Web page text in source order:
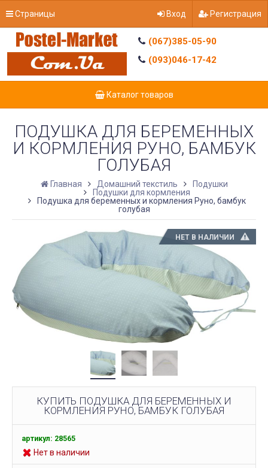
Страницы Вход Регистрация
(067)385-05-90
(093)046-17-42
Каталог товаров
ПОДУШКА ДЛЯ БЕРЕМЕННЫХ
И КОРМЛЕНИЯ РУНО, БАМБУК
ГОЛУБАЯ
Главная Домашний текстиль
Подушки
Подушки для кормления
Подушка для беременных и кормления Руно, бамбук
голубая
НЕТ В НАЛИЧИИ
КУПИТЬ ПОДУШКА ДЛЯ БЕРЕМЕННЫХ И
КОРМЛЕНИЯ РУНО, БАМБУК ГОЛУБАЯ
артикул: 28565
Нет в наличии